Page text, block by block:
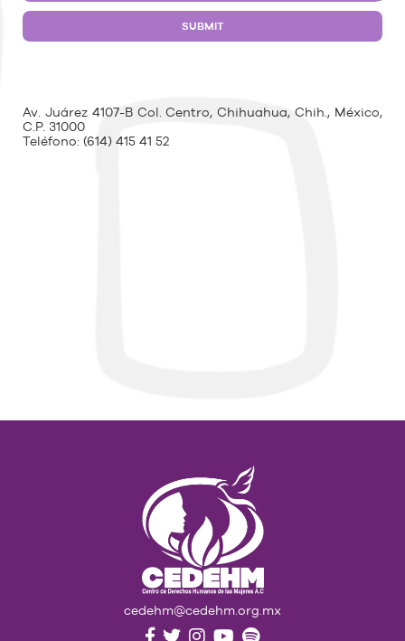
Av. Juárez 4107-B Col. Centro, Chihuahua, Chih., México,
C.P. 31000
Teléfono: (614) 415 41 52
cedehm@cedehm.org.mx